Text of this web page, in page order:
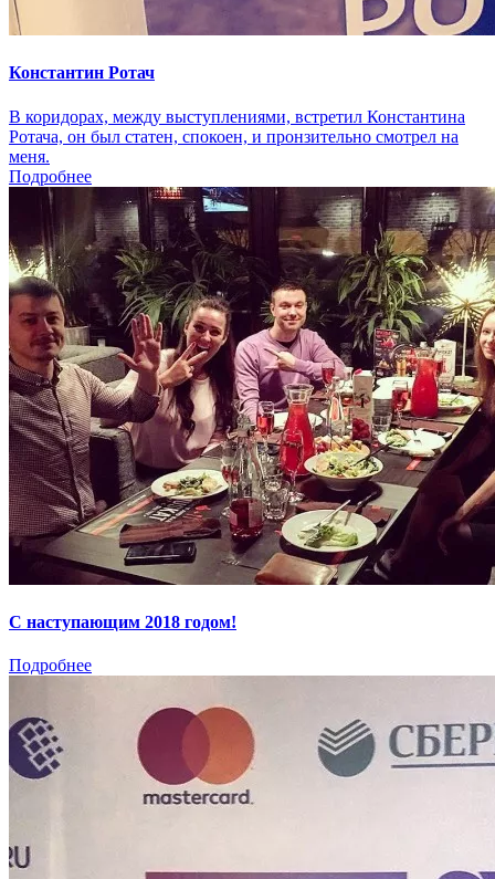
Константин Ротач
В коридорах, между выступлениями, встретил Константина
Ротача, он был статен, спокоен, и пронзительно смотрел на
меня.
Подробнее
С наступающим 2018 годом!
Подробнее